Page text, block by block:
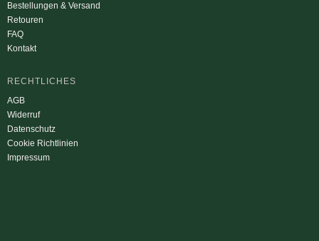
Bestellungen & Versand
Retouren
FAQ
Kontakt
RECHTLICHES
AGB
Widerruf
Datenschutz
Cookie Richtlinien
Impressum